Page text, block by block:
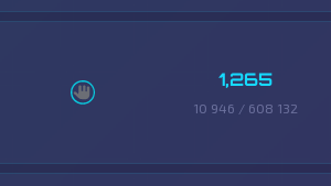
1,265
10 946 / 608 132